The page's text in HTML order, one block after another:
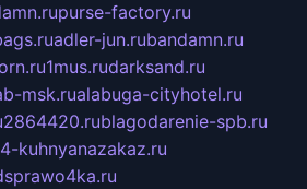
purse-factory.ru
adler-jun.rubandamn.ru
1mus.rudarksand.ru
msk.rualabuga-cityhotel.ru
2864420.rublagodarenie-spb.ru
kuhnyanazakaz.ru